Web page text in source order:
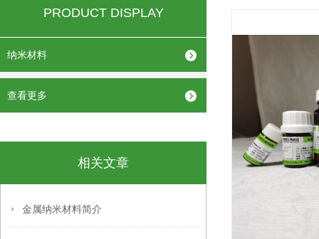
PRODUCT DISPLAY
纳米材料
查看更多
相关文章
金属纳米材料简介